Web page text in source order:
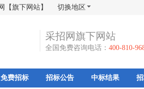
【旗下网站】 切换地区
采招网旗下网站
全国免费咨询电话： 400-810-
免费招标 招标公告 中标结果